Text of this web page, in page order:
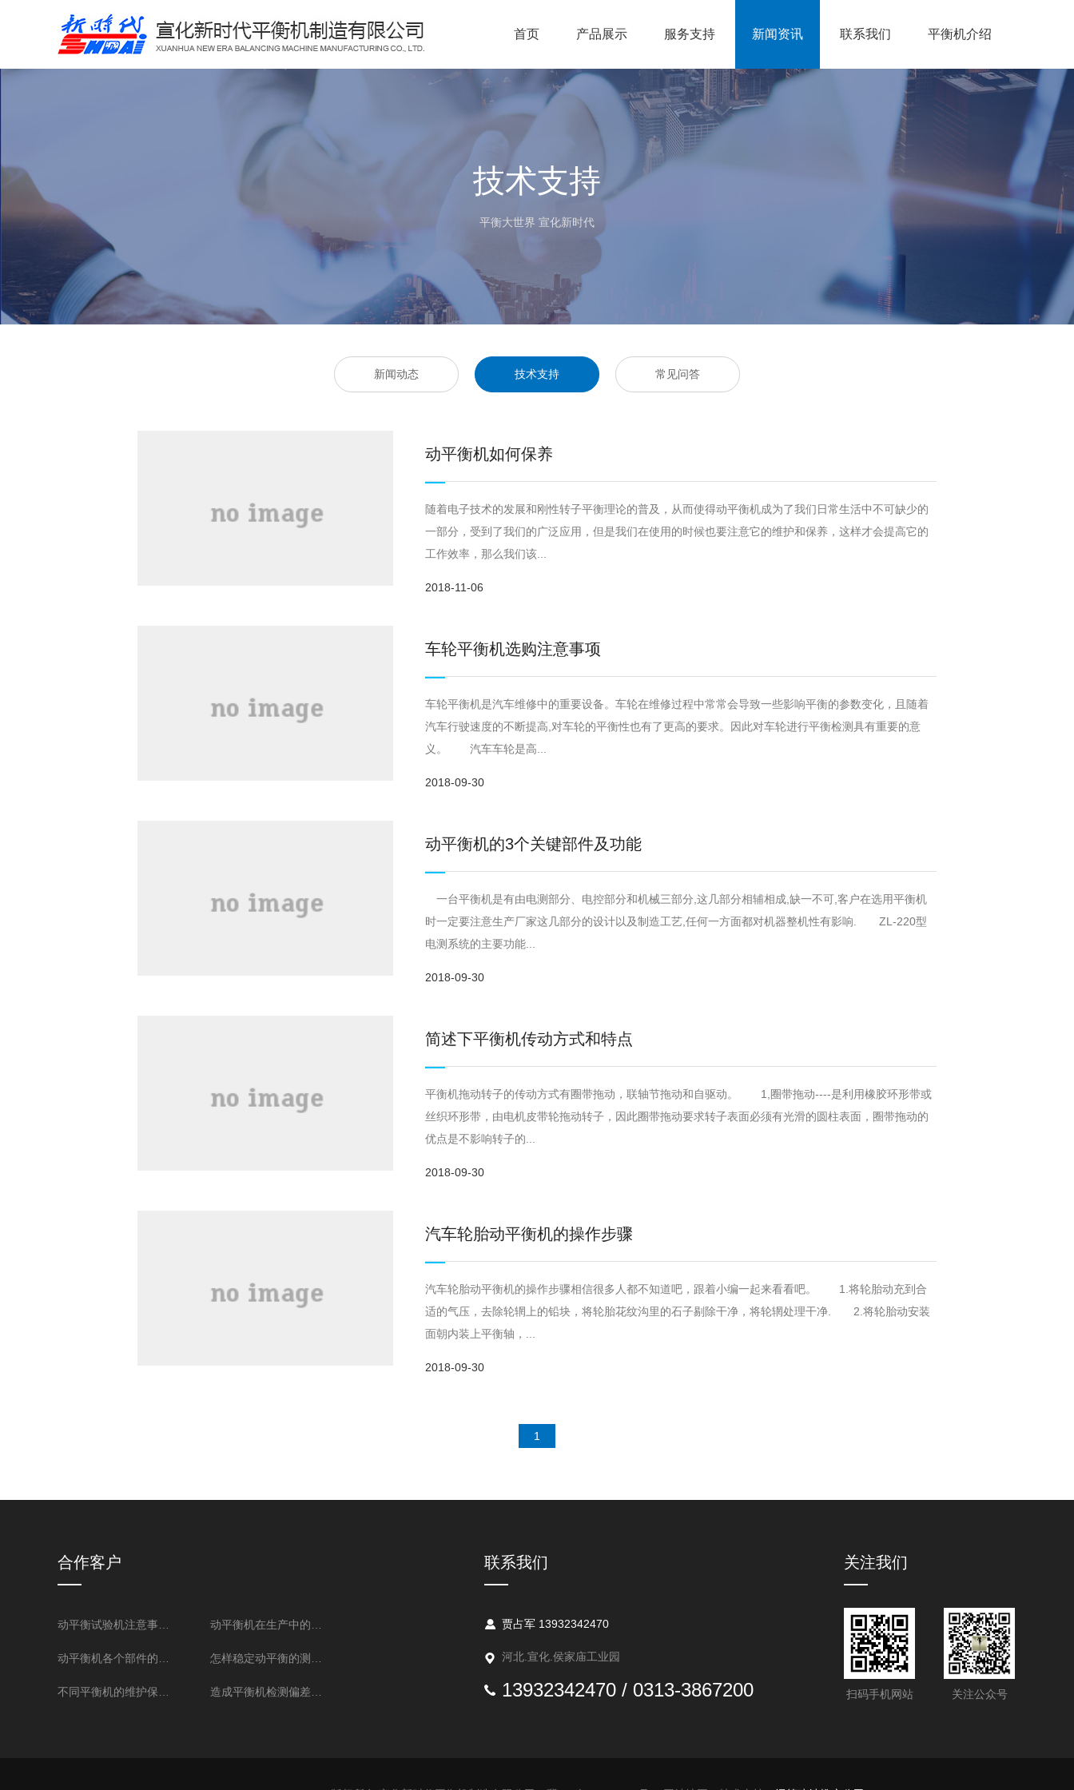
首页 产品展示
圈带平衡
通用万向
节平衡机
通用风机
平衡机
通用农机
平衡机
立式平衡
曲轴平衡
组合平衡
系统
件专供
服务支持
学习培训
产品样本
平衡加工
新闻资讯
新闻动态
技术支持
联系我们 平衡机介绍
技术支持
平衡大世界 宣化新时代
新闻动态 技术支持 常见问答
动平衡机如何保养
随着电子技术的发展和刚性转子平衡理论的普及，从而使得动平衡机成为了我们日常生活中不可缺少的
一部分，受到了我们的广泛应用，但是我们在使用的时候也要注意它的维护和保养，这样才会提高它的
工作效率，那么我们该...
2018-11-06
车轮平衡机选购注意事项
车轮平衡机是汽车维修中的重要设备。车轮在维修过程中常常会导致一些影响平衡的参数变化，且随着
汽车行驶速度的不断提高,对车轮的平衡性也有了更高的要求。因此对车轮进行平衡检测具有重要的意
义。 汽车车轮是高...
2018-09-30
动平衡机的3个关键部件及功能
一台平衡机是有由电测部分、电控部分和机械三部分,这几部分相辅相成,缺一不可,客户在选用平衡机
时一定要注意生产厂家这几部分的设计以及制造工艺,任何一方面都对机器整机性有影响. ZL-220型
电测系统的主要功能...
2018-09-30
简述下平衡机传动方式和特点
平衡机拖动转子的传动方式有圈带拖动，联轴节拖动和自驱动。 1,圈带拖动----是利用橡胶环形带或
丝织环形带，由电机皮带轮拖动转子，因此圈带拖动要求转子表面必须有光滑的圆柱表面，圈带拖动的
优点是不影响转子的...
2018-09-30
汽车轮胎动平衡机的操作步骤
汽车轮胎动平衡机的操作步骤相信很多人都不知道吧，跟着小编一起来看看吧。 1.将轮胎动充到合
适的气压，去除轮辋上的铅块，将轮胎花纹沟里的石子剔除干净，将轮辋处理干净. 2.将轮胎动安装
面朝内装上平衡轴，...
2018-09-30
1
合作客户 联系我们
贾占军 13932342470
河北.宣化.侯家庙工业园
13932342470 / 0313-3867200
关注我们
扫码手机网站 关注公众号